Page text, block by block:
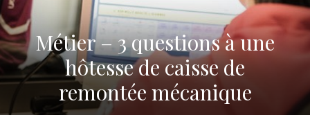
Métier – 3 questions à une
hôtesse de caisse de
remontée mécanique